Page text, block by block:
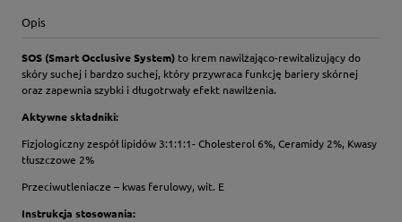
Opis
SOS (Smart Occlusive System) to krem nawilżająco-rewitalizujący do
skóry suchej i bardzo suchej, który przywraca funkcję bariery skórnej
oraz zapewnia szybki i długotrwały efekt nawilżenia.
Aktywne składniki:
Fizjologiczny zespół lipidów 3:1:1:1- Cholesterol 6%, Ceramidy 2%, Kwasy
tłuszczowe 2%
Przeciwutleniacze – kwas ferulowy, wit. E
Instrukcja stosowania: